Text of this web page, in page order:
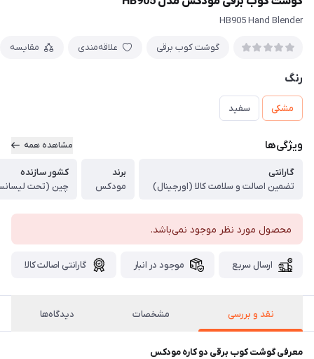
HB905 Hand Blender
گوشت کوب برقی علاقه‌مندی مقایسه
رنگ
مشکی سفید
ویژگی‌ها مشاهده همه
گارانتی
تضمین اصالت و سلامت کالا (اورجینال)
برند
مودکس
کشور سازنده
چین (تحت
محصول مورد نظر موجود نمی‌باشد.
ارسال سریع موجود در انبار گارانتی اصالت کالا
نقد و بررسی مشخصات دیدگاه‌ها
معرفی گوشت کوب برقی دو کاره مودکس